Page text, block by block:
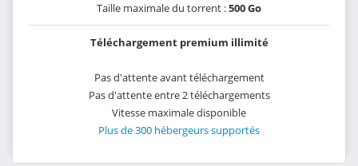
Taille maximale du torrent :500 Go
Téléchargement premium illimité
Pas d'attente avant téléchargement
Pas d'attente entre 2 téléchargements
Vitesse maximale disponible
Plus de 300 hébergeurs supportés